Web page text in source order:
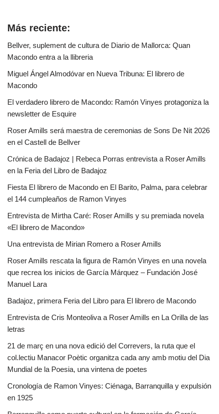
Más reciente:
Bellver, suplement de cultura de Diario de Mallorca: Quan
Macondo entra a la llibreria
Miguel Ángel Almodóvar en Nueva Tribuna: El librero de
Macondo
El verdadero librero de Macondo: Ramón Vinyes protagoniza la
newsletter de Esquire
Roser Amills será maestra de ceremonias de Sons De Nit 2026
en el Castell de Bellver
Crónica de Badajoz | Rebeca Porras entrevista a Roser Amills
en la Feria del Libro de Badajoz
Fiesta El librero de Macondo en El Barito, Palma, para celebrar
el 144 cumpleaños de Ramon Vinyes
Entrevista de Mirtha Caré: Roser Amills y su premiada novela
«El librero de Macondo»
Una entrevista de Mirian Romero a Roser Amills
Roser Amills rescata la figura de Ramón Vinyes en una novela
que recrea los inicios de García Márquez – Fundación José
Manuel Lara
Badajoz, primera Feria del Libro para El librero de Macondo
Entrevista de Cris Monteoliva a Roser Amills en La Orilla de las
letras
21 de març en una nova edició del Correvers, la ruta que el
col.lectiu Manacor Poètic organitza cada any amb motiu del Dia
Mundial de la Poesia, una vintena de poetes
Cronología de Ramon Vinyes: Ciénaga, Barranquilla y expulsión
en 1925